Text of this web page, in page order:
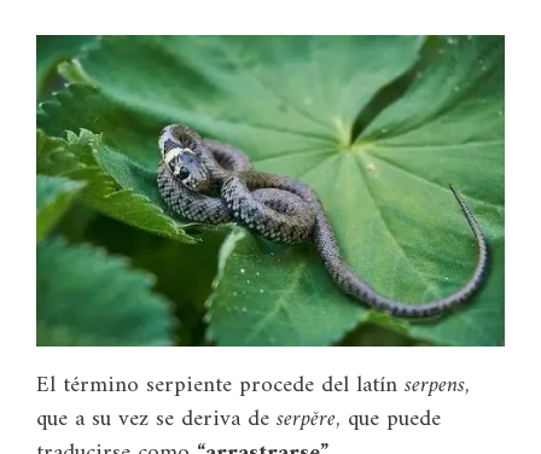
El término serpiente procede del latínserpens,
que a su vez se deriva deserpĕre, que puede